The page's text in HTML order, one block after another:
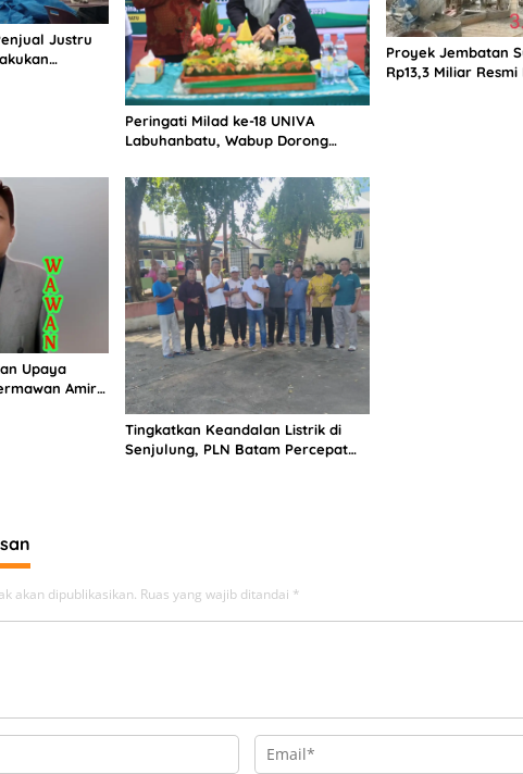
Justru
Peringati Milad ke-18 UNIVA
Labuhanbatu, Wabup Dorong
Indonesia Emas 2045
Proyek Jembatan
Rp13,3 Miliar
Upaya
Amir
Tingkatkan Keandalan Listrik di
Senjulung, PLN Batam Percepat
akan dipublikasikan. Ruas yang wajib ditandai *